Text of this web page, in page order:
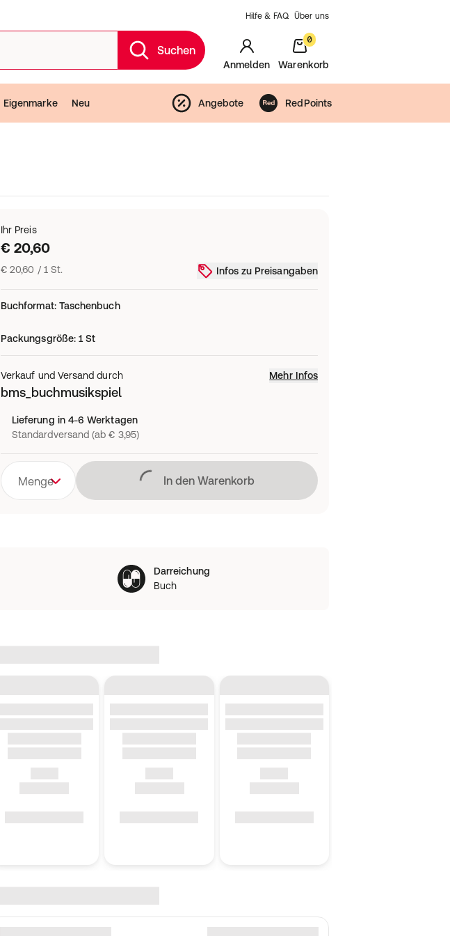
Hilfe & FAQ Über uns
Suchen
Anmelden
0
Warenkorb
Eigenmarke Neu Angebote RedPoints
Ihr Preis
€ 20,60
€ 20,60 / 1 St. Infos zu Preisangaben
Buchformat: Taschenbuch
Packungsgröße:1 St
Verkauf und Versand durch Mehr Infos
bms_buchmusikspiel
Lieferung in 4-6 Werktagen
Standardversand (ab € 3,95)
Menge LädtIn den Warenkorb
Darreichung
Buch